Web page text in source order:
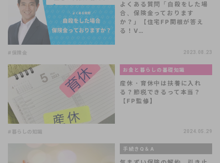
よくある質問「自殺をした場
合、保険金っております
か？」【住宅FP関根が答え
る！V…
#保険金 2023.08.23
お金と暮らしの基礎知識
産休・育休中は扶養に入れ
る？節税できるって本当？
【FP監修】
#暮らしの知識 2024.05.29
手続きQ＆A